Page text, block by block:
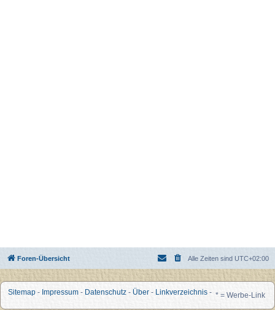
Foren-Übersicht Alle Zeiten sind UTC+02:00
Sitemap- Impressum- Datenschutz- Über- Linkverzeichnis- * = Werbe-Link